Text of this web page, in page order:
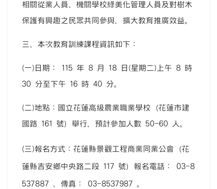
相關從業人員、機關學校綠美化管理人員及對樹木
保護有興趣之民眾共同參與，擴大教育推廣效益。
三、 本次教育訓練課程資訊如下：
(一) 日期： 115 年 8 月 18 日(星期二)上午 8 時
30 分至下午 16 時 40 分。
(二)地點：國立花蓮高級農業職業學校（花蓮市建
國路 161 號）舉行，預計參加人數 50-60 人。
(三)報名方式：花蓮縣景觀工程商業同業公會（花
蓮縣吉安鄉中央路二段 117 號）報名電話： 03-8
537887 、傳真： 03-8537987 。